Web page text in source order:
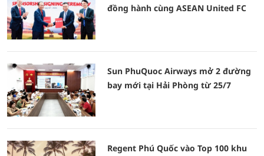
đồng hành cùng ASEAN United FC
Sun PhuQuoc Airways mở 2 đường
bay mới tại Hải Phòng từ 25/7
Regent Phú Quốc vào Top 100 khu